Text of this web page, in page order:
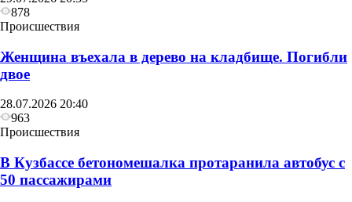
878
Происшествия
Женщина въехала в дерево на кладбище. Погибли
двое
28.07.2026 20:40
963
Происшествия
В Кузбассе бетономешалка протаранила автобус с
50 пассажирами